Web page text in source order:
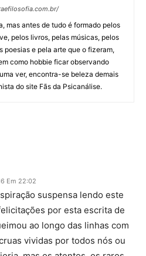
mas antes de tudo é formado pelos
pelos livros, pelas músicas, pelos
poesias e pela arte que o fizeram,
como hobbie ficar observando
ver, encontra-se beleza demais
do site Fãs da Psicanálise.
Em 22:02
suspensa lendo este
por esta escrita de
ao longo das linhas com
vividas por todos nós ou